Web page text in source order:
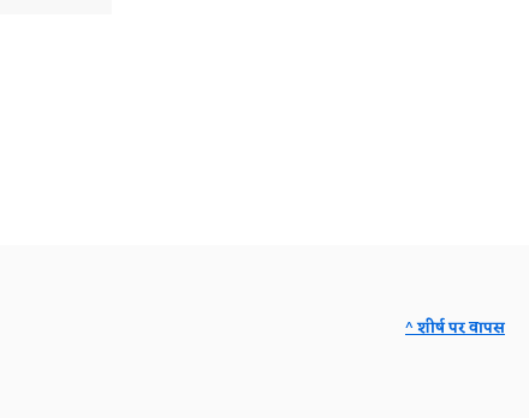
^ शीर्ष पर वापस